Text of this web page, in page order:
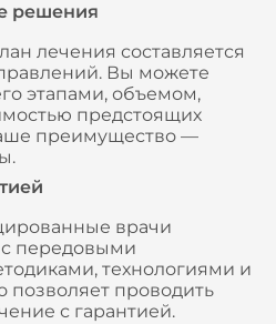
решения
лечения составляется
Вы можете
этапами, объемом,
предстоящих
преимущество —
врачи
с передовыми
технологиями и
позволяет проводить
с гарантией.